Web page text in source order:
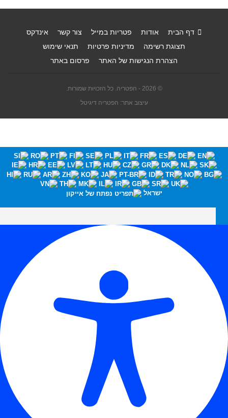
דף הבית אודות פטריות במייל צור קשר
אינדקס
תצוגת רשימה
מדיניות פרטיות
תנאי שימוש
הצהרת הנגישות של האתר
פרסום באתר
© 2026 - הפטריה. כל הזכויות שמורות.
עיצוב אתר: הפטריה דיגיטל
ישראל